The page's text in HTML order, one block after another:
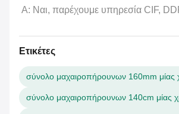
Α: Ναι, παρέχουμε υπηρεσία CIF,
Ετικέτες
σύνολο μαχαιροπήρουνων 160mm μίας
σύνολο μαχαιροπήρουνων 140cm μίας